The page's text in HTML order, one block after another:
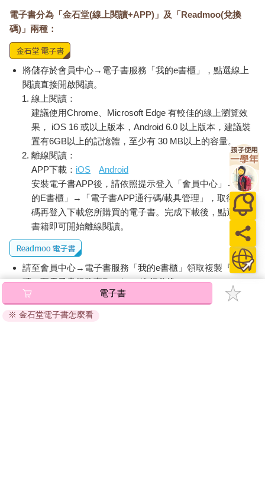
電子書分為「金石堂(線上閱讀+APP)」及「Readmoo(兌換
碼)」兩種：
將儲存於會員中心→電子書服務「我的e書櫃」，點選線上
閱讀直接開啟閱讀。
線上閱讀：
建議使用Chrome、Microsoft Edge 有較佳的線上瀏覽效
果， iOS 16 或以上版本，Android 6.0 以上版本，建議裝
置有6GB以上的記憶體，至少有 30 MB以上的容量。
離線閱讀：
APP下載： iOS
Android
安裝電子書APP後，請依照提示登入「會員中心」→「我
的E書櫃」→「電子書APP通行碼/載具管理」，取得通行
碼再登入下載您所購買的電子書。完成下載後，點選任一
書籍即可開始離線閱讀。
請至會員中心→電子書服務「我的e書櫃」領取複製『兌換
碼』至電子書服務商Readmoo進行兌換。
退換貨須知：
因版權保護，您在金石堂所購買的電子書僅能以金石堂專屬
電子書
※ 金石堂電子書怎麼看